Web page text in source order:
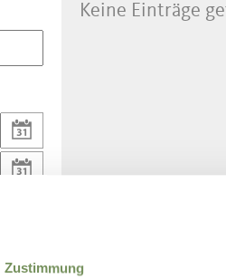
Zustimmung
Keine Einträge